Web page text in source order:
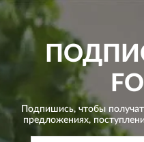
Подпишись, чтобы
предложениях,